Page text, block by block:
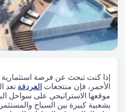
إذا كنت تبحث عن فرصة
الأحمر، فإن منتجعات الغردقة تعد
موقعها الاستراتيجي على سواحل
بشعبية كبيرة بين السياح